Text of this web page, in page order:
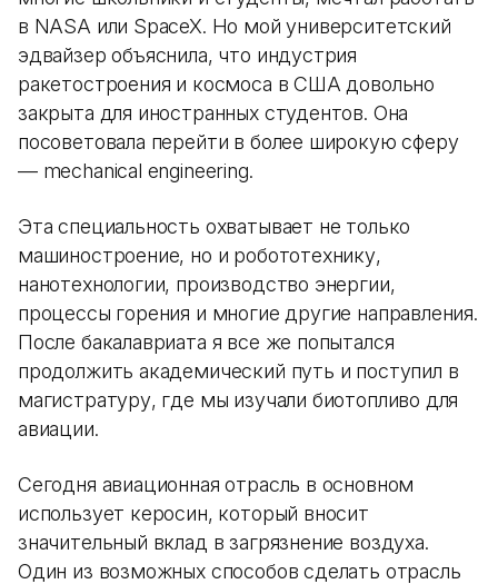
в NASA или SpaceX. Но мой университетский
эдвайзер объяснила, что индустрия
ракетостроения и космоса в США довольно
закрыта для иностранных студентов. Она
посоветовала перейти в более широкую сферу
— mechanical engineering.
Эта специальность охватывает не только
машиностроение, но и робототехнику,
нанотехнологии, производство энергии,
процессы горения и многие другие направления.
После бакалавриата я все же попытался
продолжить академический путь и поступил в
магистратуру, где мы изучали биотопливо для
авиации.
Сегодня авиационная отрасль в основном
использует керосин, который вносит
значительный вклад в загрязнение воздуха.
Один из возможных способов сделать отрасль